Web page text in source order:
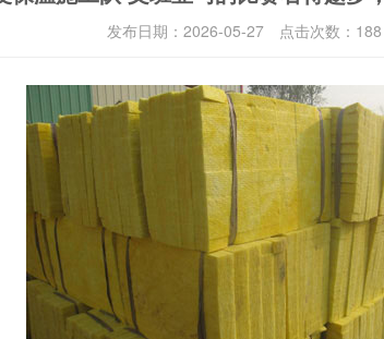
发布日期： 2026-05-27 点击次数： 188